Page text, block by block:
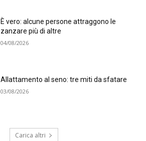
È vero: alcune persone attraggono le
zanzare più di altre
04/08/2026
Allattamento al seno: tre miti da sfatare
03/08/2026
Carica altri